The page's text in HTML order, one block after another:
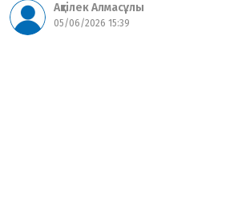
Ақтілек Алмасұлы
05/06/2026 15:39